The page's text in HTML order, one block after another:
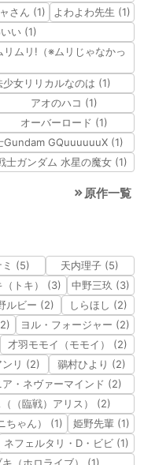
さん (1)
よわよわ先生 (1)
い (1)
ムリ!（※ムリじゃなかっ
少女リリカルなのは (1)
アオのハコ (1)
オーバーロード (1)
Gundam GQuuuuuuX (1)
士ガンダム 水星の魔女 (1)
原作一覧
ミ (5)
天内理子 (5)
（トキ） (3)
中野三玖 (3)
ルビー (2)
しらほし (2)
ヨル・フォージャー (2)
才羽モモイ（モモイ） (2)
ンリ (2)
鶸村ひより (2)
ア・ネヴァーマインド (2)
（臨戦）アリス） (2)
ちゃん） (1)
姫野先輩 (1)
ネフェルタリ・D・ビビ (1)